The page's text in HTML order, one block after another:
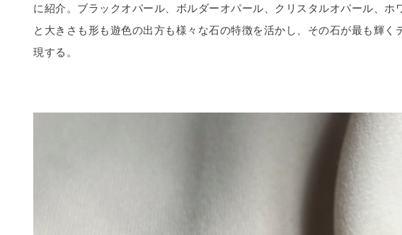
に紹介。ブラックオパール、ボルダーオパール、クリスタルオパール、ホ
と大きさも形も遊色の出方も様々な石の特徴を活かし、その石が最も輝く
現する。